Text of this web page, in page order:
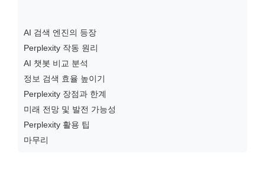
AI 검색 엔진의 등장
Perplexity 작동 원리
AI 챗봇 비교 분석
정보 검색 효율 높이기
Perplexity 장점과 한계
미래 전망 및 발전 가능성
Perplexity 활용 팁
마무리